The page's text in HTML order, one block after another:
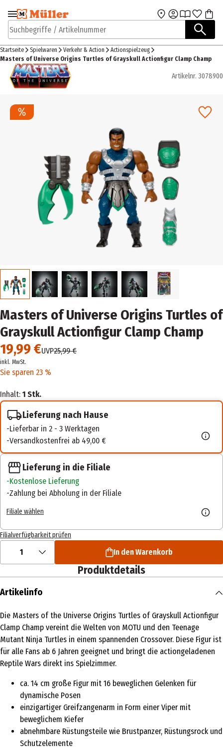
Zur Navigation
springen
Zum Hauptinhalt
Suchbegriffe / Artikelnummer
Startseite Spielwaren Verkehr & Action
Actionspielzeug
Masters of Universe Origins Turtles of Grayskull Actionfigur Clamp Champ
Artikelnr. 3078900
Masters of Universe Origins Turtles of
Grayskull Actionfigur Clamp Champ
19,99 €UVP25,99 €
inkl. MwSt.
Sie sparen 23 %
Inhalt: 1 Stk.
Lieferung nach Hause
Lieferbar in 2 - 3 Werktagen
Versandkostenfrei ab 49,00 €
Lieferung in die Filiale
Kostenlose Lieferung
Zahlung bei Abholung in der Filiale
Filiale wählen
Filialverfügbarkeit prüfen
1 In den Warenkorb
Produktdetails
Artikelinfo
Die Masters of the Universe Origins Turtles of Grayskull Actionfigur
Clamp Champ vereint die Welten von MOTU und den Teenage
Mutant Ninja Turtles in einem spannenden Crossover. Diese Figur ist
für alle Fans ab 6 Jahren geeignet und bringt die actiongeladenen
Reptile Wars direkt ins Spielzimmer.
ca. 14 cm große Figur mit 16 beweglichen Gelenken für
dynamische Posen
einzigartiger Greifzangenarm in Form einer Viper mit
beweglichem Kiefer
abnehmbare Rüstungsteile wie Brustpanzer, Rüstungsrock und
Schutzelemente